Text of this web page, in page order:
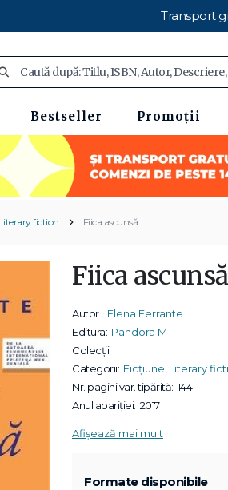
Transport
Bestseller Promoții
Literary fiction Fiica ascunsă
Fiica ascunsă
Autor : Elena Ferrante
Editura: Pandora M
Colecții:
Categorii: Ficțiune Literary
Nr. pagini var. tipărită: 144
Anul apariției: 2017
Afișează mai mult
Formate disponibile